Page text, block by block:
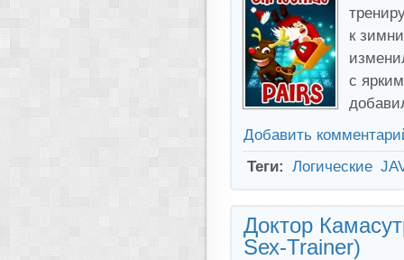
к
с
Добавить
Теги: Логические
Доктор
Sех-Trainer)